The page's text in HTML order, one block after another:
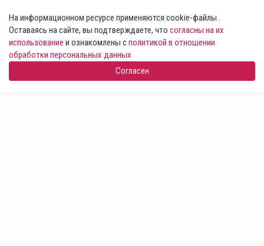
На информационном ресурсе применяются cookie-файлы .
Оставаясь на сайте, вы подтверждаете, что согласны на их
использование и ознакомлены сполитикой в отношении
обработки персональных данных
Согласен